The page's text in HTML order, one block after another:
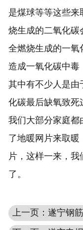
是煤球等等这些来
烧生成的二氧化碳
全燃烧生成的一氧
造成一氧化碳中毒
其中有不少人是由
化碳最后缺氧致死
我们大部分家庭都
了地暖网片来取暖
片，这样一来，我
了。
上一页：遂宁钢